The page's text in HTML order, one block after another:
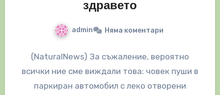
здравето
admin Няма коментари
(NaturalNews) За съжаление, вероятно
всички ние сме виждали това: човек пуши в
паркиран автомобил с леко отворени